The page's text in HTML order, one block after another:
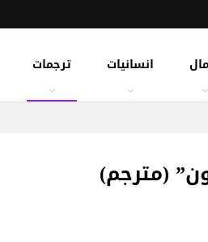
انسانيات ترجمات
(مترجم)